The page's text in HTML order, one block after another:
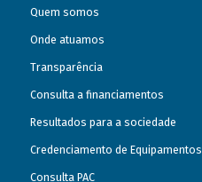
Quem somos
Onde atuamos
Transparência
Consulta a financiamentos
Resultados para a sociedade
Credenciamento de Equipamentos
Consulta PAC